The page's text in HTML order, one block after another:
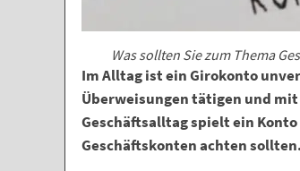
Was sollten Sie zum Thema
Im Alltag ist ein Girokonto
Überweisungen tätigen und
Geschäftsalltag spielt ein
Geschäftskonten achten sollten.